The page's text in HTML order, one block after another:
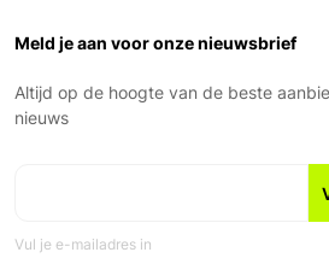
Zondag: Gesloten
Ons Team
Nieuws en blogs
Fiets leasen
Meld je aan voor onze nieuwsbrief
Altijd op de hoogte van de beste
nieuws
Vul je e-mailadres in